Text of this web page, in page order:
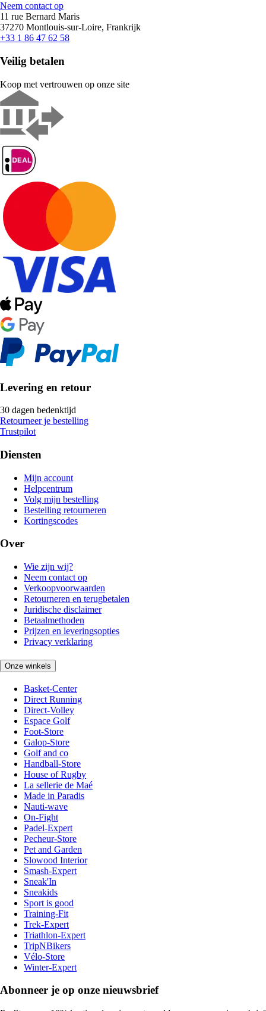
Neem contact op
11 rue Bernard Maris
37270 Montlouis-sur-Loire, Frankrijk
+33 1 86 47 62 58
Veilig betalen
Koop met vertrouwen op onze site
Levering en retour
30 dagen bedenktijd
Retourneer je bestelling
Trustpilot
Diensten
Mijn account
Helpcentrum
Volg mijn bestelling
Bestelling retourneren
Kortingscodes
Over
Wie zijn wij?
Neem contact op
Verkoopvoorwaarden
Retourneren en terugbetalen
Juridische disclaimer
Betaalmethoden
Prijzen en leveringsopties
Privacy verklaring
Onze winkels
Basket-Center
Direct Running
Direct-Volley
Espace Golf
Foot-Store
Galop-Store
Golf and co
Handball-Store
House of Rugby
La sellerie de Maé
Made in Paradis
Nauti-wave
On-Fight
Padel-Expert
Pecheur-Store
Pet and Garden
Slowood Interior
Smash-Expert
Sneak'In
Sneakids
Sport is good
Training-Fit
Trek-Expert
Triathlon-Expert
TripNBikers
Vélo-Store
Winter-Expert
Abonneer je op onze nieuwsbrief